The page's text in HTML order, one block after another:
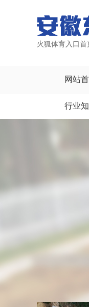
火狐体育入口
网站
行业